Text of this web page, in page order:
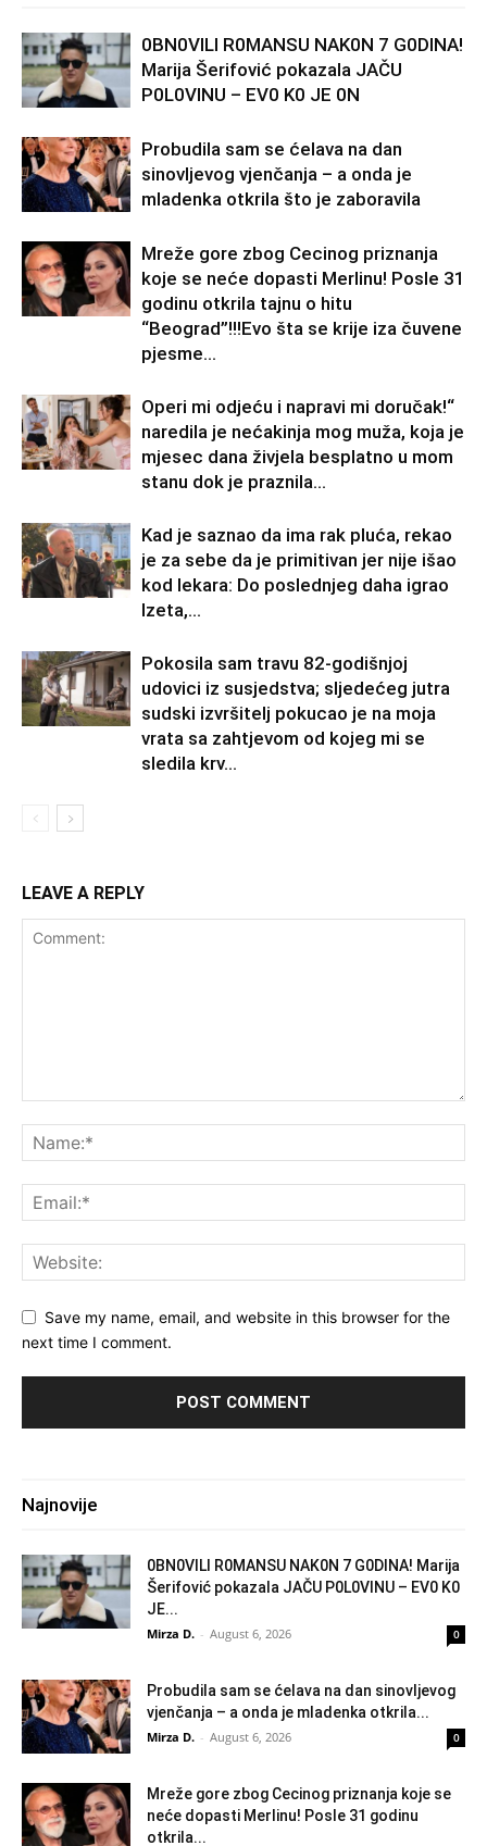
0BN0VlLl R0MANSU NAK0N 7 G0DlNA!
Marija Šerifović pokazala JAČU
P0L0VINU – EV0 K0 JE 0N
Probudila sam se ćelava na dan
sinovljevog vjenčanja – a onda je
mladenka otkrila što je zaboravila
Mreže gore zbog Cecinog priznanja
koje se neće dopasti Merlinu! Posle 31
godinu otkrila tajnu o hitu
“Beograd”!!!Evo šta se krije iza čuvene
pjesme...
Operi mi odjeću i napravi mi doručak!“
naredila je nećakinja mog muža, koja je
mjesec dana živjela besplatno u mom
stanu dok je praznila...
Kad je saznao da ima rak pluća, rekao
je za sebe da je primitivan jer nije išao
kod lekara: Do poslednjeg daha igrao
Izeta,...
Pokosila sam travu 82-godišnjoj
udovici iz susjedstva; sljedećeg jutra
sudski izvršitelj pokucao je na moja
vrata sa zahtjevom od kojeg mi se
sledila krv...
LEAVE A REPLY
Save my name, email, and website in this browser for the
next time I comment.
Najnovije
0BN0VlLl R0MANSU NAK0N 7 G0DlNA! Marija
Šerifović pokazala JAČU P0L0VINU – EV0 K0
JE...
Mirza D. - August 6, 2026 0
Probudila sam se ćelava na dan sinovljevog
vjenčanja – a onda je mladenka otkrila...
Mirza D. - August 6, 2026 0
Mreže gore zbog Cecinog priznanja koje se
neće dopasti Merlinu! Posle 31 godinu
otkrila...